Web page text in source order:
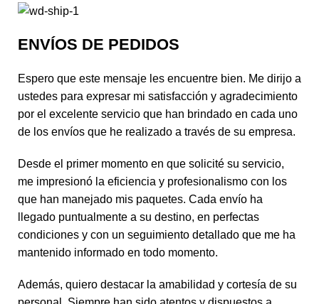
ENVÍOS DE PEDIDOS
Espero que este mensaje les encuentre bien. Me dirijo a
ustedes para expresar mi satisfacción y agradecimiento
por el excelente servicio que han brindado en cada uno
de los envíos que he realizado a través de su empresa.
Desde el primer momento en que solicité su servicio,
me impresionó la eficiencia y profesionalismo con los
que han manejado mis paquetes. Cada envío ha
llegado puntualmente a su destino, en perfectas
condiciones y con un seguimiento detallado que me ha
mantenido informado en todo momento.
Además, quiero destacar la amabilidad y cortesía de su